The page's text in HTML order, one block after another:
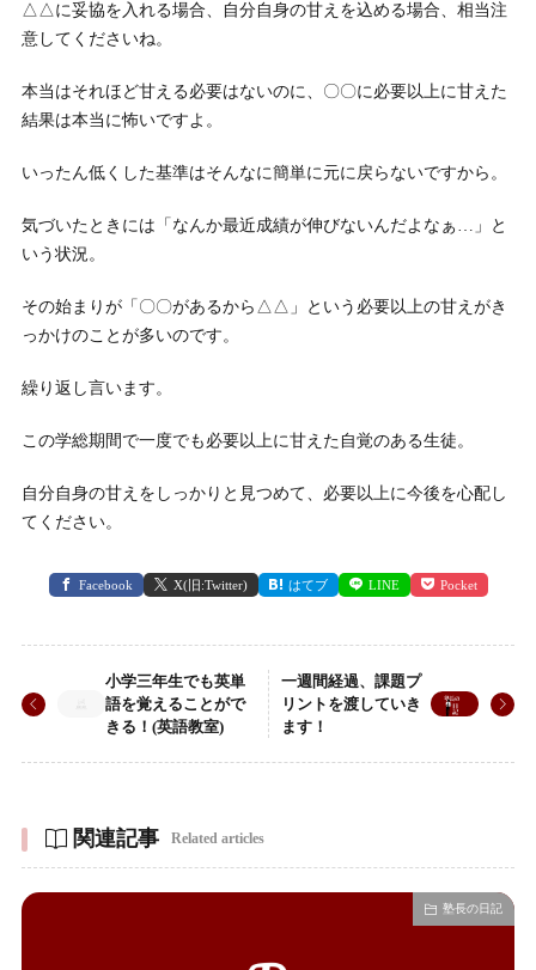
△△に妥協を入れる場合、自分自身の甘えを込める場合、相当注
意してくださいね。
本当はそれほど甘える必要はないのに、〇〇に必要以上に甘えた
結果は本当に怖いですよ。
いったん低くした基準はそんなに簡単に元に戻らないですから。
気づいたときには「なんか最近成績が伸びないんだよなぁ…」と
いう状況。
その始まりが「〇〇があるから△△」という必要以上の甘えがき
っかけのことが多いのです。
繰り返し言います。
この学総期間で一度でも必要以上に甘えた自覚のある生徒。
自分自身の甘えをしっかりと見つめて、必要以上に今後を心配し
てください。
Facebook X(旧:Twitter) はてブ LINE Pocket
小学三年生でも英単
語を覚えることがで
きる！(英語教室)
一週間経過、課題プ
リントを渡していき
ます！
関連記事 Related articles
塾長の日記